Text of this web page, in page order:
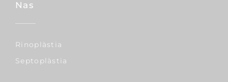
Nas
Rinoplàstia
Septoplàstia